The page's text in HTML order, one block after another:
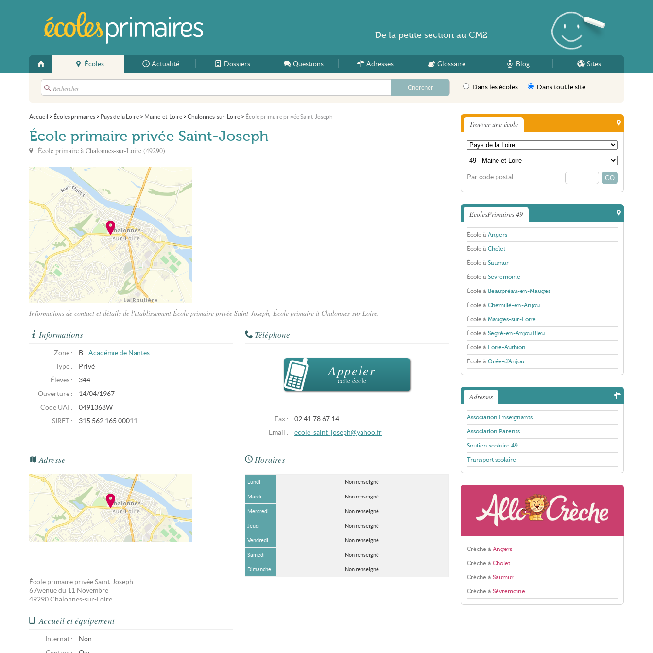
Accueil
Écoles Actualité Dossiers Questions Adresses Glossaire Blog Sites
Dans les écoles Dans tout le site
Accueil > Écoles primaires > Pays de la Loire > Maine-et-Loire > Chalonnes-sur-Loire > École primaire privée Saint-Joseph
École primaire privée Saint-Joseph
École primaire à Chalonnes-sur-Loire (49290)
Informations de contact et détails de l'établissement École primaire privée Saint-Joseph, École primaire à Chalonnes-sur-Loire.
Informations
Zone : B - Académie de Nantes
Type :
Privé
Élèves :
344
Ouverture :
14/04/1967
Code UAI :
0491368W
SIRET :
315 562 165 00011
Téléphone
Appeler
cette école
Fax :
02 41 78 67 14
Email :
ecole_saint_joseph@yahoo.fr
Adresse
École primaire privée Saint-Joseph
6 Avenue du 11 Novembre
49290 Chalonnes-sur-Loire
Horaires
Lundi Non renseigné
Mardi Non renseigné
Mercredi Non renseigné
Jeudi Non renseigné
Vendredi Non renseigné
Samedi Non renseigné
Dimanche Non renseigné
Accueil et équipement
Internat :
Non
Trouver une école
Par code postal
EcolesPrimaires 49
École à Angers
École à Cholet
École à Saumur
École à Sèvremoine
École à Beaupréau-en-Mauges
École à Chemillé-en-Anjou
École à Mauges-sur-Loire
École à Segré-en-Anjou Bleu
École à Loire-Authion
École à Orée-d'Anjou
Adresses
Association Enseignants
Association Parents
Soutien scolaire 49
Transport scolaire
Crèche à Angers
Crèche à Cholet
Crèche à Saumur
Crèche à Sèvremoine
De la petite section au CM2